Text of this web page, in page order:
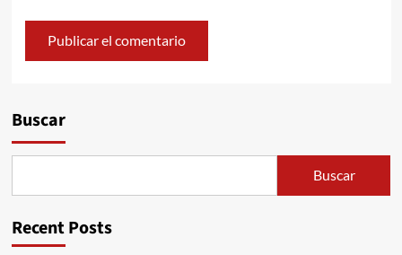
Buscar
Buscar
Recent Posts